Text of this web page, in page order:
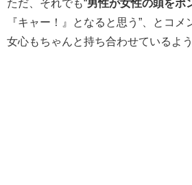
ただ、それでも“男性が女性の頭をポ
『キャー！』となる と思う”、とコメ
女心もちゃんと持ち合わせているよ